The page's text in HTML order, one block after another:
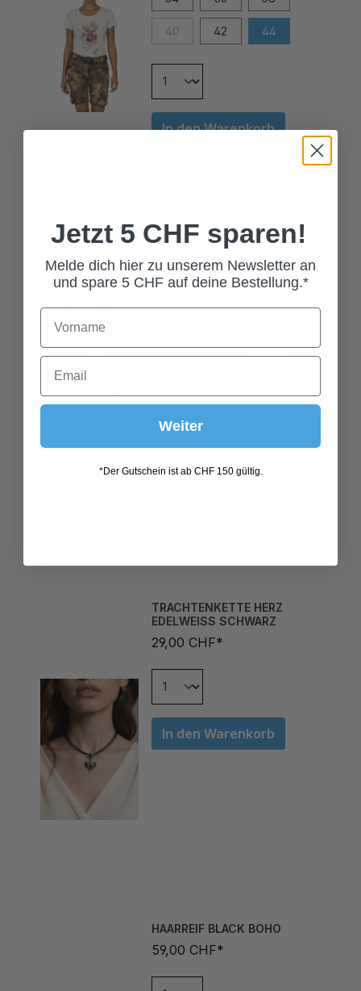
40 42 44
In den Warenkorb
98,00 CHF*
Grösse
80B 80C 80D
85A
EDELWEISS SCHWARZ
29,00 CHF*
In den Warenkorb
59,00 CHF*
Jetzt 5 CHF sparen!
Melde dich hier zu unserem Newsletter an
und spare 5 CHF auf deine Bestellung.*
Weiter
*Der Gutschein ist ab CHF 150 gültig.